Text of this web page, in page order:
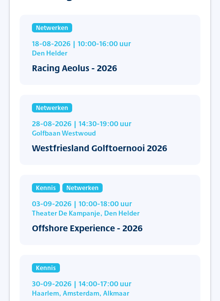
Netwerken
18-08-2026 | 10:00-16:00uur
Den Helder
Racing Aeolus - 2026
Netwerken
28-08-2026 | 14:30-19:00uur
Golfbaan Westwoud
Westfriesland Golftoernooi 2026
Kennis Netwerken
03-09-2026 | 10:00-18:00uur
Theater De Kampanje, Den Helder
Offshore Experience - 2026
Kennis
30-09-2026 | 14:00-17:00uur
Haarlem, Amsterdam, Alkmaar